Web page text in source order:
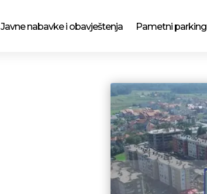
Javne nabavke i obavještenja Pametni parking